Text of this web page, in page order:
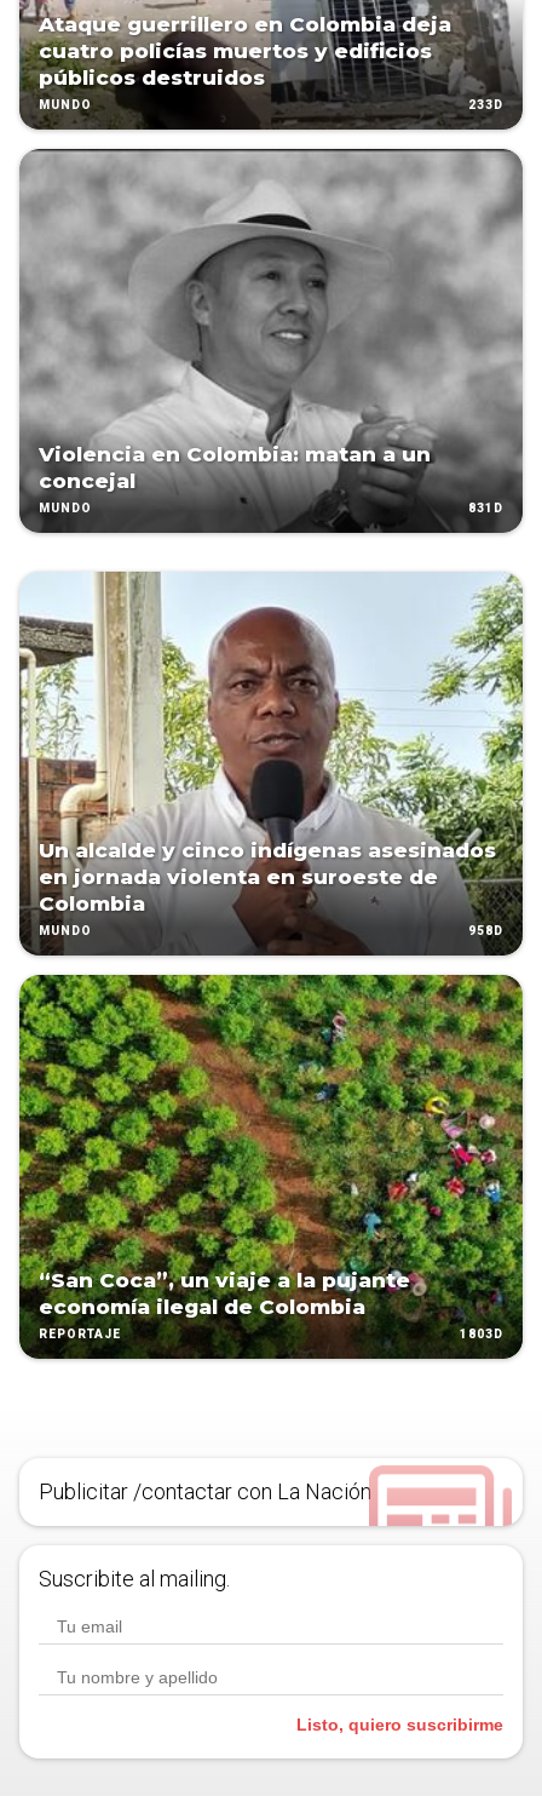
Ataque guerrillero en Colombia deja
cuatro policías muertos y edificios
públicos destruidos
MUNDO 233D
Violencia en Colombia: matan a un
concejal
MUNDO 831D
Un alcalde y cinco indígenas asesinados
en jornada violenta en suroeste de
Colombia
MUNDO 958D
“San Coca”, un viaje a la pujante
economía ilegal de Colombia
REPORTAJE 1803D
Publicitar /contactar con La Nación
Suscribite al mailing.
Listo, quiero suscribirme